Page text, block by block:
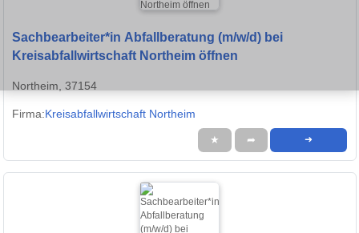
Sachbearbeiter*in Abfallberatung (m/w/d) bei
Kreisabfallwirtschaft Northeim öffnen
Northeim, 37154
Firma:Kreisabfallwirtschaft Northeim
★ ➦ ➜